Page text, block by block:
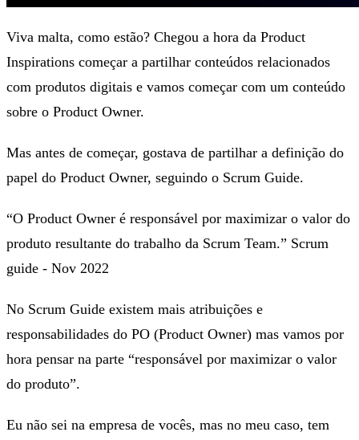
Viva malta, como estão? Chegou a hora da Product
Inspirations começar a partilhar conteúdos relacionados
com produtos digitais e vamos começar com um conteúdo
sobre o Product Owner.
Mas antes de começar, gostava de partilhar a definição do
papel do Product Owner, seguindo o Scrum Guide.
“O Product Owner é responsável por maximizar o valor do
produto resultante do trabalho da Scrum Team.” Scrum
guide - Nov 2022
No Scrum Guide existem mais atribuições e
responsabilidades do PO (Product Owner) mas vamos por
hora pensar na parte “responsável por maximizar o valor
do produto”.
Eu não sei na empresa de vocês, mas no meu caso, tem